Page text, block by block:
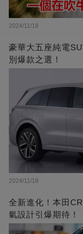
2024/11/18
豪華大五座純電
別爆款之選！
2024/11/18
全新進化！本田
氣設計引爆期待！